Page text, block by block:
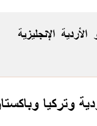
الإنجليزية الأردية
وتركيا